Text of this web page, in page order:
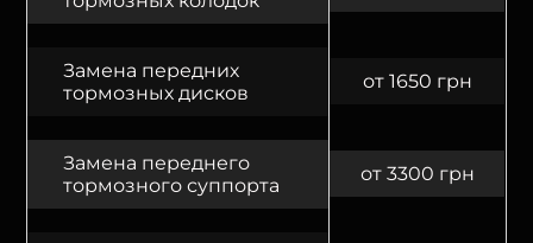
Замена передних
тормозных дисков
от 1650 грн
Замена переднего
тормозного суппорта
от 3300 грн